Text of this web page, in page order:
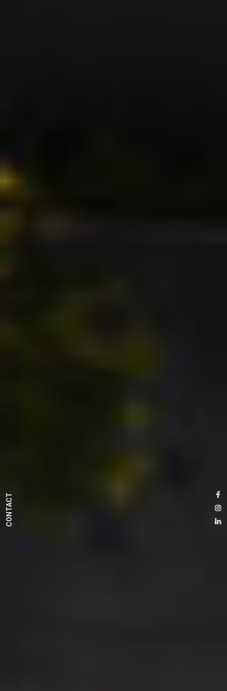
CONTACT